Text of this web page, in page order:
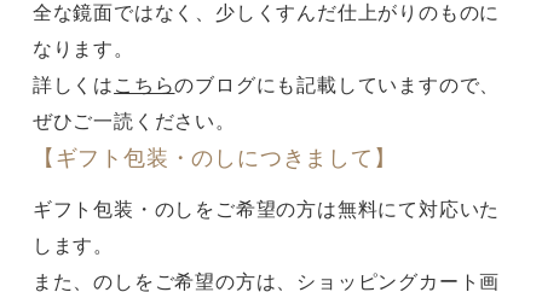
全な鏡面ではなく、少しくすんだ仕上がりのものに
なります。
詳しくは こちらのブログにも記載していますので、
ぜひご一読ください。
【ギフト包装・のしにつきまして】
ギフト包装・のしをご希望の方は無料にて対応いた
します。
また、のしをご希望の方は、ショッピングカート画